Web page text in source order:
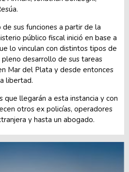
sus funciones a partir de la
público fiscal inició en base a
lo vinculan con distintos tipos de
desarrollo de sus tareas
Mar del Plata y desde entonces
libertad.
que llegarán a esta instancia y con
otros ex policías, operadores
y hasta un abogado.